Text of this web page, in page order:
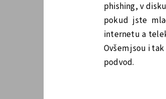
phishing, v
pokud jste
internetu a
Ovšem jsou i
podvod.